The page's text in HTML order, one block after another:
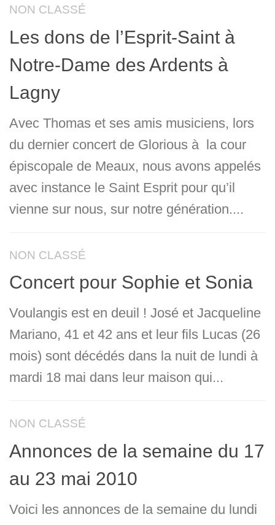
NON CLASSÉ
Les dons de l’Esprit-Saint à
Notre-Dame des Ardents à
Lagny
Avec Thomas et ses amis musiciens, lors
du dernier concert de Glorious à la cour
épiscopale de Meaux, nous avons appelés
avec instance le Saint Esprit pour qu’il
vienne sur nous, sur notre génération....
NON CLASSÉ
Concert pour Sophie et Sonia
Voulangis est en deuil ! José et Jacqueline
Mariano, 41 et 42 ans et leur fils Lucas (26
mois) sont décédés dans la nuit de lundi à
mardi 18 mai dans leur maison qui...
NON CLASSÉ
Annonces de la semaine du 17
au 23 mai 2010
Voici les annonces de la semaine du lundi